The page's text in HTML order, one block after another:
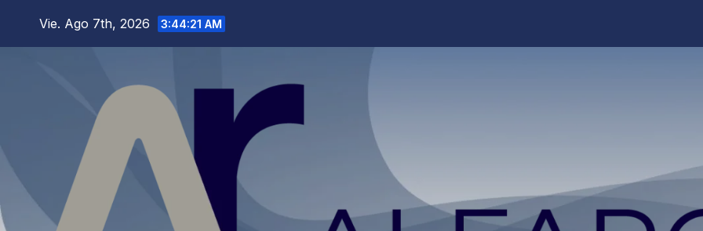
Vie. Ago 7th, 2026 3:44:22 AM